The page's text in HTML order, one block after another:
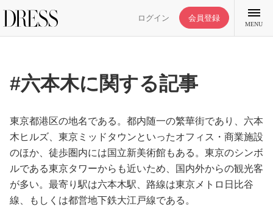
ログイン 会員登録
MENU
特集記事
DRESS部活
ライフスタイル
#六本木に関する記事
東京都港区の地名である。都内随一の繁華街であり、六本
木ヒルズ、東京ミッドタウンといったオフィス・商業施設
のほか、徒歩圏内には国立新美術館もある。東京のシンボ
ルである東京タワーからも近いため、国内外からの観光客
が多い。最寄り駅は六本木駅、路線は東京メトロ日比谷
線、もしくは都営地下鉄大江戸線である。